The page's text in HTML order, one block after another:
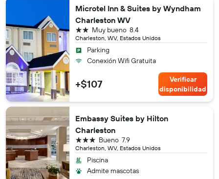
Microtel Inn & Suites by Wyndham
Charleston WV
Charleston, WV, Estados Unidos
8.4
Muy bueno
2 estrellas
Parking
Conexión Wifi Gratuita
+$107
Verificar
disponibilidad
Embassy Suites by Hilton
Charleston
Charleston, WV, Estados Unidos
7.9
Bueno
3 estrellas
Piscina
Admite mascotas